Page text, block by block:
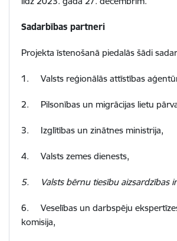
Sadarbības partneri
Projekta īstenošanā piedalās šādi
1. Valsts reģionālās attīstības
2. Pilsonības un migrācijas lietu
3. Izglītības un zinātnes ministrija,
4. Valsts zemes dienests,
5. Valsts bērnu tiesību aizsardzības
6.
Veselības un darbspēju
komisija,